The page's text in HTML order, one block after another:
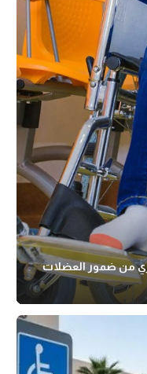
من ضمور العضلات